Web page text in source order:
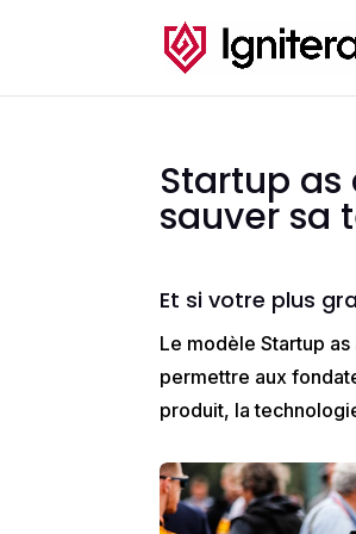
Startup as
sauver sa
Et si votre plus
Le modèleStartup
permettre aux
produit, la